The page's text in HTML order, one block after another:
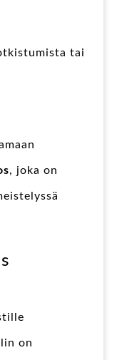
tai
, joka on
on